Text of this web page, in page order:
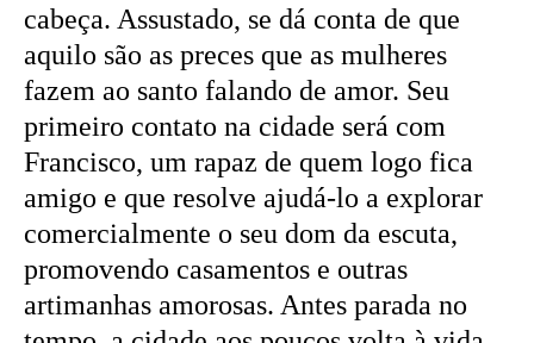
cabeça. Assustado, se dá conta de que
aquilo são as preces que as mulheres
fazem ao santo falando de amor. Seu
primeiro contato na cidade será com
Francisco, um rapaz de quem logo fica
amigo e que resolve ajudá-lo a explorar
comercialmente o seu dom da escuta,
promovendo casamentos e outras
artimanhas amorosas. Antes parada no